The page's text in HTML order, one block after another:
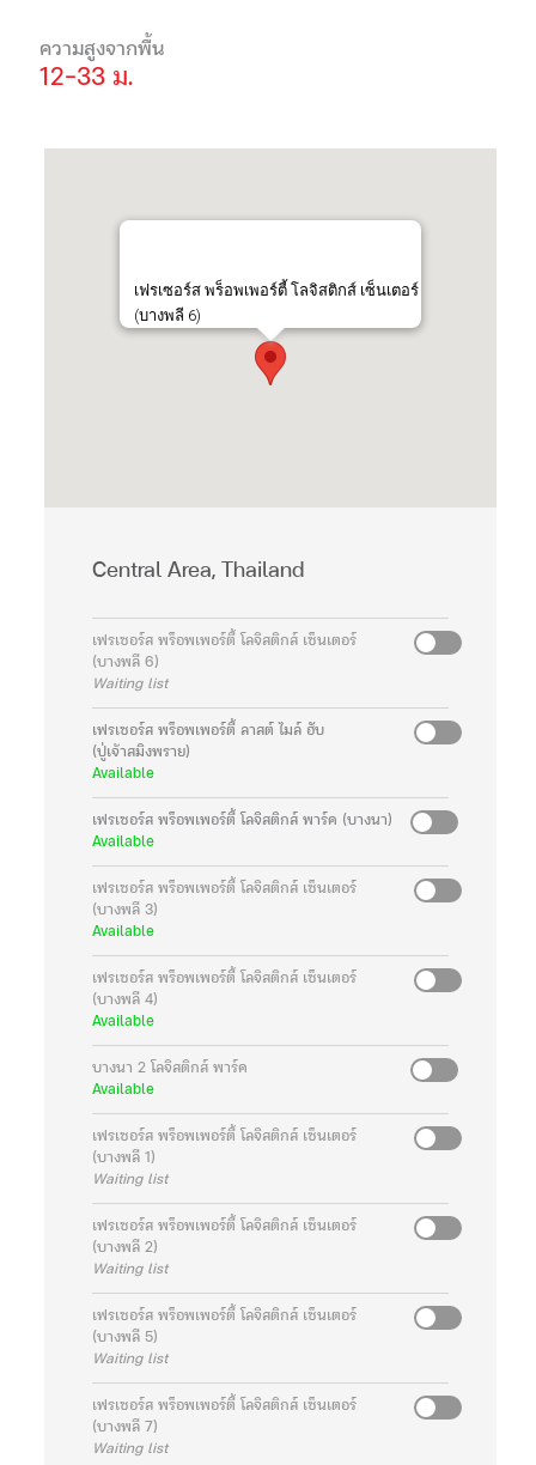
ความสูงจากพื้น
12-33 ม.
Central Area, Thailand
เฟรเซอร์ส พร็อพเพอร์ตี้ โลจิสติกส์ เซ็นเตอร์
(บางพลี 6)
Waiting list
เฟรเซอร์ส พร็อพเพอร์ตี้ ลาสต์ ไมล์ ฮับ
(ปู่เจ้าสมิงพราย)
Available
เฟรเซอร์ส พร็อพเพอร์ตี้ โลจิสติกส์ พาร์ค (บางนา)
Available
เฟรเซอร์ส พร็อพเพอร์ตี้ โลจิสติกส์ เซ็นเตอร์
(บางพลี 3)
Available
เฟรเซอร์ส พร็อพเพอร์ตี้ โลจิสติกส์ เซ็นเตอร์
(บางพลี 4)
Available
บางนา 2 โลจิสติกส์ พาร์ค
Available
เฟรเซอร์ส พร็อพเพอร์ตี้ โลจิสติกส์ เซ็นเตอร์
(บางพลี 1)
Waiting list
เฟรเซอร์ส พร็อพเพอร์ตี้ โลจิสติกส์ เซ็นเตอร์
(บางพลี 2)
Waiting list
เฟรเซอร์ส พร็อพเพอร์ตี้ โลจิสติกส์ เซ็นเตอร์
(บางพลี 5)
Waiting list
เฟรเซอร์ส พร็อพเพอร์ตี้ โลจิสติกส์ เซ็นเตอร์
(บางพลี 7)
Waiting list
เฟรเซอร์ส พร็อพเพอร์ตี้ โลจิสติกส์ เซ็นเตอร์
(บางพลี 6)